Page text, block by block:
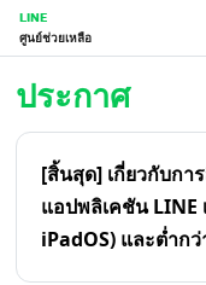
LINE
ศูนย์ช่วยเหลือ
ประกาศ
[สิ้นสุด] เกี่ยวกับกา
แอปพลิเคชัน LINE
iPadOS) และต่ำก